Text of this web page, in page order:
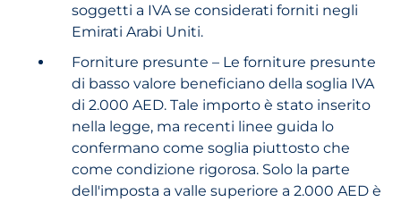
soggetti a IVA se considerati forniti negli
Emirati Arabi Uniti.
Forniture presunte – Le forniture presunte
di basso valore beneficiano della soglia IVA
di 2.000 AED. Tale importo è stato inserito
nella legge, ma recenti linee guida lo
confermano come soglia piuttosto che
come condizione rigorosa. Solo la parte
dell'imposta a valle superiore a 2.000 AED è